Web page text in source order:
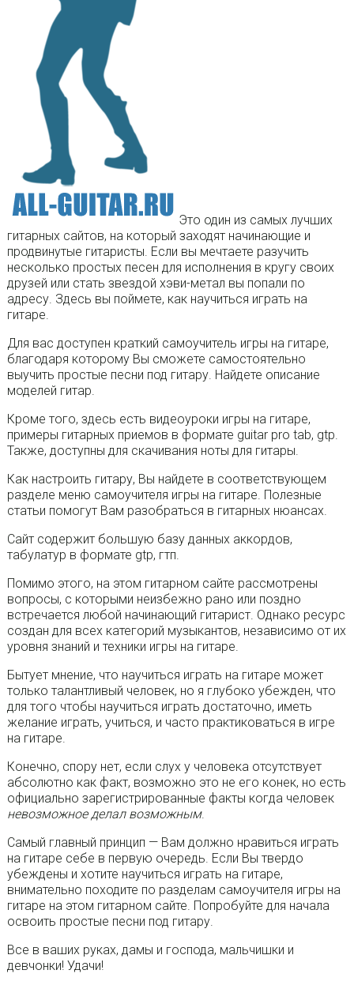
Это один из самых лучших
гитарных сайтов, на который заходят начинающие и
продвинутые гитаристы. Если вы мечтаете разучить
несколько простых песен для исполнения в кругу своих
друзей или стать звездой хэви-метал вы попали по
адресу. Здесь вы поймете, как научиться играть на
гитаре.
Для вас доступен краткий самоучитель игры на гитаре,
благодаря которому Вы сможете самостоятельно
выучить простые песни под гитару. Найдете описание
моделей гитар.
Кроме того, здесь есть видеоуроки игры на гитаре,
примеры гитарных приемов в формате guitar pro tab, gtp.
Также, доступны для скачивания ноты для гитары.
Как настроить гитару, Вы найдете в соответствующем
разделе меню самоучителя игры на гитаре. Полезные
статьи помогут Вам разобраться в гитарных нюансах.
Сайт содержит большую базу данных аккордов,
табулатур в формате gtp, гтп.
Помимо этого, на этом гитарном сайте рассмотрены
вопросы, с которыми неизбежно рано или поздно
встречается любой начинающий гитарист. Однако ресурс
создан для всех категорий музыкантов, независимо от их
уровня знаний и техники игры на гитаре.
Бытует мнение, что научиться играть на гитаре может
только талантливый человек, но я глубоко убежден, что
для того чтобы научиться играть достаточно, иметь
желание играть, учиться, и часто практиковаться в игре
на гитаре.
Конечно, спору нет, если слух у человека отсутствует
абсолютно как факт, возможно это не его конек, но есть
официально зарегистрированные факты когда человек
невозможное делал возможным.
Самый главный принцип — Вам должно нравиться играть
на гитаре себе в первую очередь. Если Вы твердо
убеждены и хотите научиться играть на гитаре,
внимательно походите по разделам самоучителя игры на
гитаре на этом гитарном сайте. Попробуйте для начала
освоить простые песни под гитару.
Все в ваших руках, дамы и господа, мальчишки и
девчонки! Удачи!